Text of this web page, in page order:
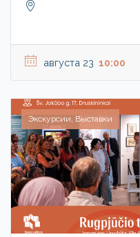
августа 23 10:00
Экскурсии, Выставки